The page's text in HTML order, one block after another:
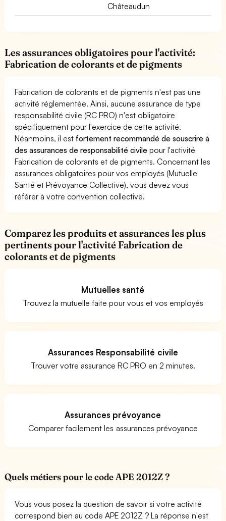
Châteaudun
Les assurances obligatoires pour l'activité:
Fabrication de colorants et de pigments
Fabrication de colorants et de pigments n'est pas une
activité réglementée. Ainsi, aucune assurance de type
responsabilité civile (RC PRO) n'est obligatoire
spécifiquement pour l'exercice de cette activité.
Néanmoins, il est fortement recommandé de souscrire à
des assurances de responsabilité civile pour l'activité
Fabrication de colorants et de pigments. Concernant les
assurances obligatoires pour vos employés (Mutuelle
Santé et Prévoyance Collective), vous devez vous
référer à votre convention collective.
Comparez les produits et assurances les plus
pertinents pour l'activité Fabrication de
colorants et de pigments
Mutuelles santé
Trouvez la mutuelle faite pour vous et vos employés
Assurances Responsabilité civile
Trouver votre assurance RC PRO en 2 minutes.
Assurances prévoyance
Comparer facilement les assurances prévoyance
Quels métiers pour le code APE 2012Z ?
Vous vous posez la question de savoir si votre activité
correspond bien au code APE 2012Z ? La réponse n'est